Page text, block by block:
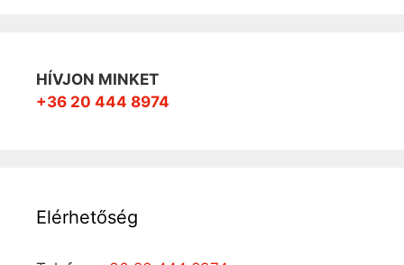
HÍVJON MINKET
+36 20 444 8974
Elérhetőség